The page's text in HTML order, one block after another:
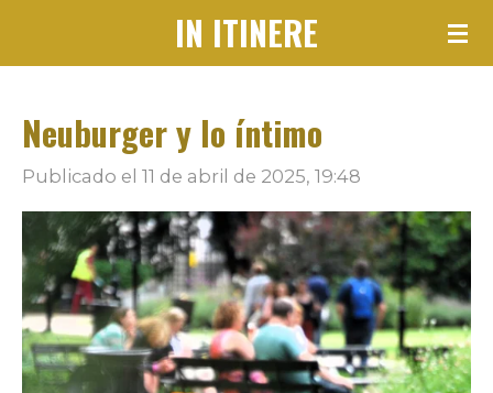
principal
IN ITINERE
Neuburger y lo íntimo
Publicado el 11 de abril de 2025, 19:48